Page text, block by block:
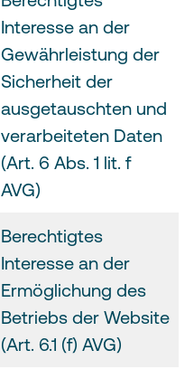
Interesse an der
Gewährleistung der
Sicherheit der
ausgetauschten und
verarbeiteten Daten
(Art. 6 Abs. 1 lit. f
AVG)
Berechtigtes
Interesse an der
Ermöglichung des
Betriebs der Website
(Art. 6.1 (f) AVG)